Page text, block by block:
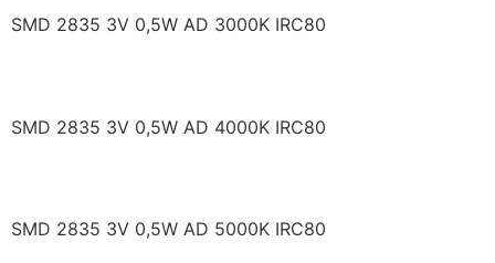
SMD 2835 3V 0,5W AD 3000K IRC80
SMD 2835 3V 0,5W AD 4000K IRC80
SMD 2835 3V 0,5W AD 5000K IRC80